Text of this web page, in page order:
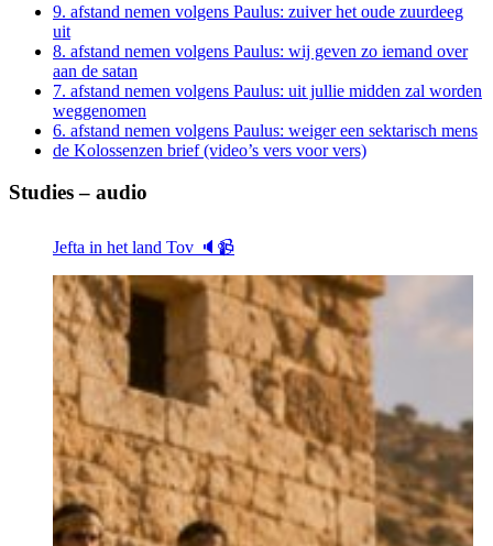
9. afstand nemen volgens Paulus: zuiver het oude zuurdeeg
uit
8. afstand nemen volgens Paulus: wij geven zo iemand over
aan de satan
7. afstand nemen volgens Paulus: uit jullie midden zal worden
weggenomen
6. afstand nemen volgens Paulus: weiger een sektarisch mens
de Kolossenzen brief (video’s vers voor vers)
Studies – audio
Jefta in het land Tov 🔈📹